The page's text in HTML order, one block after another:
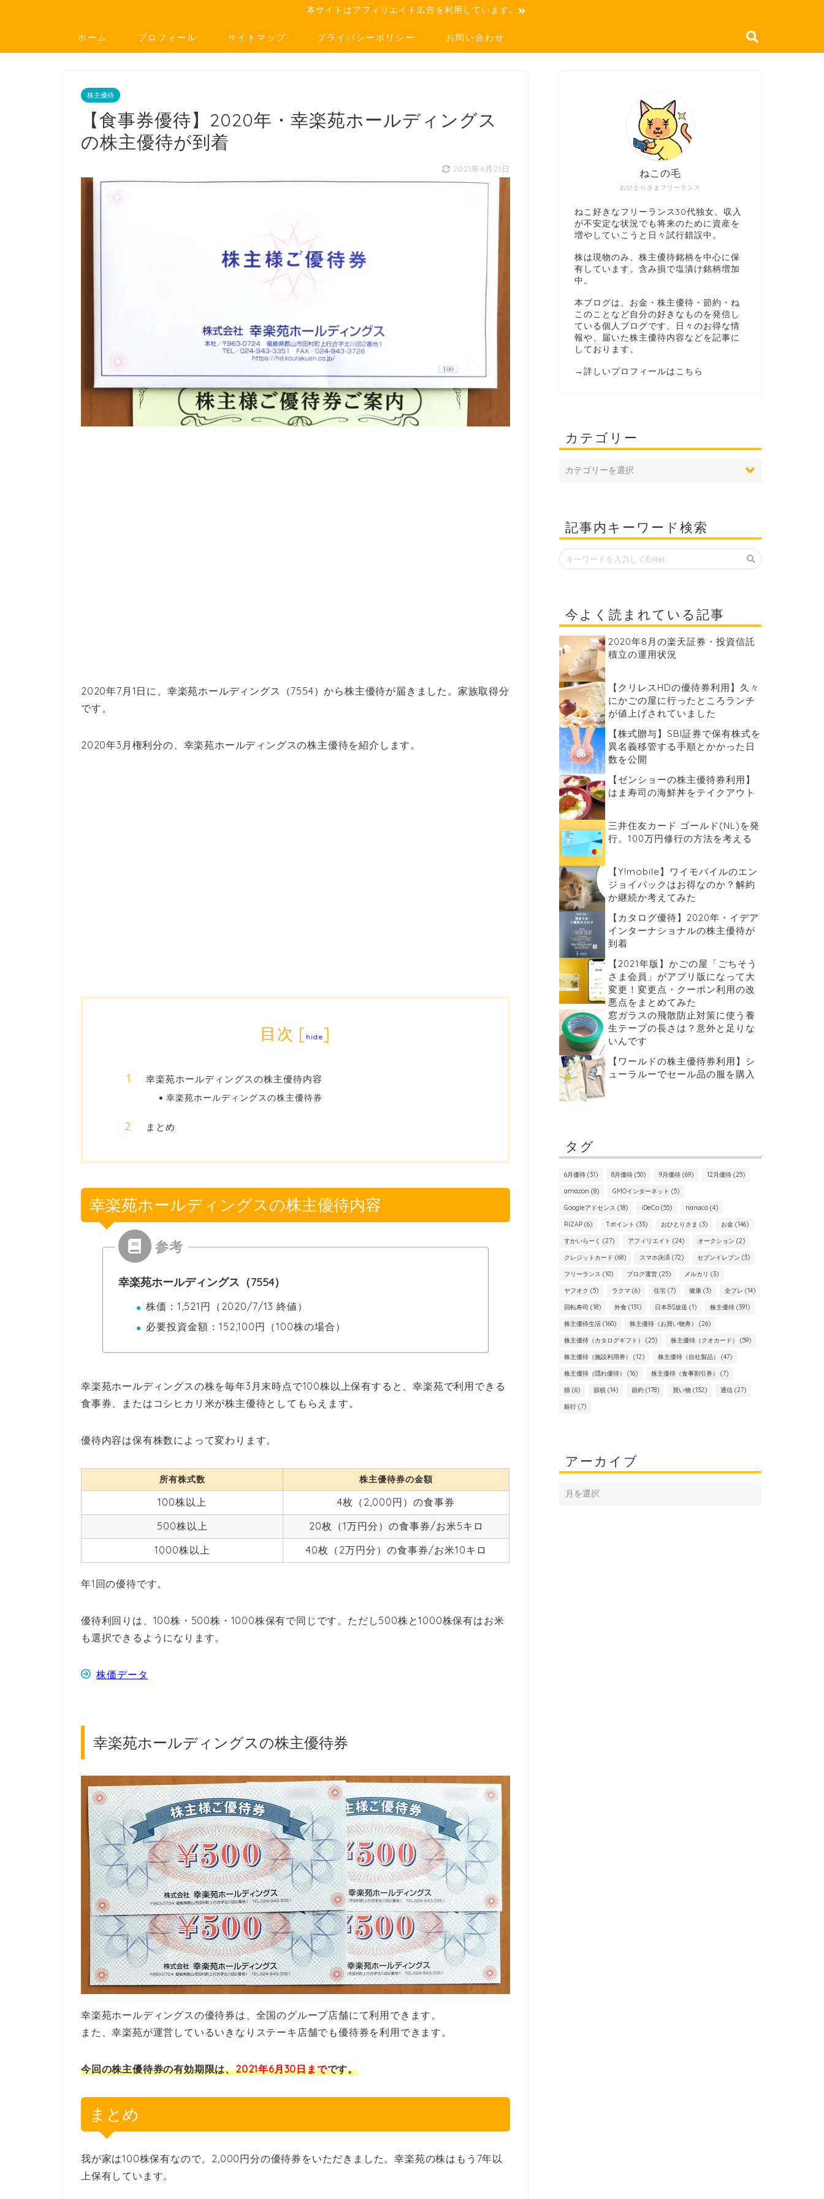
本サイトはアフィリエイト広告を利用しています。
ホーム プロフィール サイトマップ プライバシーポリシー お問い合わせ
株主優待
【食事券優待】2020年・幸楽苑ホールディングス
の株主優待が到着
2021年6月21日
2020年7月1日に、幸楽苑ホールディングス（7554）から株主優待が届きました。家族取得分
です。
2020年3月権利分の、幸楽苑ホールディングスの株主優待を紹介します。
目次 [ hide]
幸楽苑ホールディングスの株主優待内容
幸楽苑ホールディングスの株主優待券
まとめ
幸楽苑ホールディングスの株主優待内容
幸楽苑ホールディングス（7554）
株価：1,521円（2020/7/13 終値）
必要投資金額：152,100円（100株の場合）
幸楽苑ホールディングスの株を毎年3月末時点で100株以上保有すると、幸楽苑で利用できる
食事券、またはコシヒカリ米が株主優待としてもらえます。
優待内容は保有株数によって変わります。
所有株式数 株主優待券の金額
100株以上
4枚（2,000円）の食事券
500株以上
20枚（1万円分）の食事券/お米5キロ
1000株以上
40枚（2万円分）の食事券/お米10キロ
年1回の優待です。
優待利回りは、100株・500株・1000株保有で同じです。ただし500株と1000株保有はお米
も選択できるようになります。
株価データ
幸楽苑ホールディングスの株主優待券
幸楽苑ホールディングスの優待券は、全国のグループ店舗にて利用できます。
また、幸楽苑が運営しているいきなりステーキ店舗でも優待券を利用できます。
今回の株主優待券の有効期限は、2021年6月30日までです。
まとめ
我が家は100株保有なので、2,000円分の優待券をいただきました。幸楽苑の株はもう7年以
上保有しています。
おひとりさまフリーランス
ねこの毛
ねこ好きなフリーランス30代独女。収入
が不安定な状況でも将来のために資産を
増やしていこうと日々試行錯誤中。
株は現物のみ、株主優待銘柄を中心に保
有しています。含み損で塩漬け銘柄増加
中。
本ブログは、お金・株主優待・節約・ね
このことなど自分の好きなものを発信し
ている個人ブログです。日々のお得な情
報や、届いた株主優待内容などを記事に
しております。
→ 詳しいプロフィールはこちら
カテゴリー
記事内キーワード検索
今よく読まれている記事
2020年8月の楽天証券・投資信託
積立の運用状況
【クリレスHDの優待券利用】久々
にかごの屋に行ったところランチ
が値上げされていました
【株式贈与】SBI証券で保有株式を
異名義移管する手順とかかった日
数を公開
【ゼンショーの株主優待券利用】
はま寿司の海鮮丼をテイクアウト
三井住友カード ゴールド(NL)を発
行。100万円修行の方法を考える
【Y!mobile】ワイモバイルのエン
ジョイパックはお得なのか？解約
か継続か考えてみた
【カタログ優待】2020年・イデア
インターナショナルの株主優待が
到着
【2021年版】かごの屋「ごちそう
さま会員」がアプリ版になって大
変更！変更点・クーポン利用の改
悪点をまとめてみた
窓ガラスの飛散防止対策に使う養
生テープの長さは？意外と足りな
いんです
【ワールドの株主優待券利用】シ
ューラルーでセール品の服を購入
タグ
6月優待(31) 8月優待(50) 9月優待(69) 12月優待(25)
amazon (8) GMOインターネット (5)
Googleアドセンス (18) iDeCo(55) nanaco(4)
RIZAP(6) Tポイント (33) おひとりさま (3) お金(146)
すかいらーく (27) アフィリエイト (24) オークション (2)
クレジットカード (68) スマホ決済(72) セブンイレブン (3)
フリーランス (10) ブログ運営(25) メルカリ (3)
ヤフオク (5) ラクマ (6) 住宅(7) 健康(3) 全プレ (14)
回転寿司 (18) 外食(131) 日本BS放送 (1) 株主優待(391)
株主優待生活(160) 株主優待（お買い物券） (26)
株主優待（カタログギフト） (25) 株主優待（クオカード） (59)
株主優待（施設利用券） (12) 株主優待（自社製品） (47)
株主優待（隠れ優待） (16) 株主優待（食事割引券） (7)
猫(6) 節税(14) 節約(178) 買い物(132) 通信(27)
銀行(7)
アーカイブ